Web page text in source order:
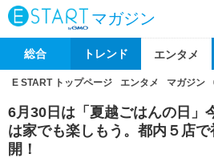
マガジン
総合 トレンド エンタメ
E START トップページ エンタメ マガジン
6月30日は「夏越ごはんの日」
は家でも楽しもう。都内５店
開！